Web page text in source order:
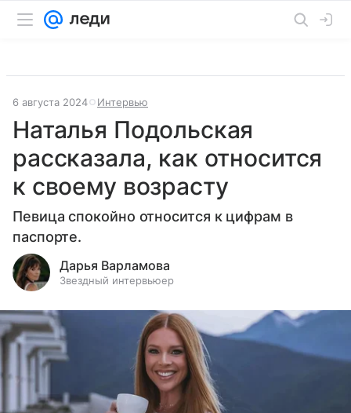
6 августа 2024 Интервью
Наталья Подольская
рассказала, как относится
к своему возрасту
Певица спокойно относится к цифрам в
паспорте.
Дарья Варламова
Звездный интервьюер